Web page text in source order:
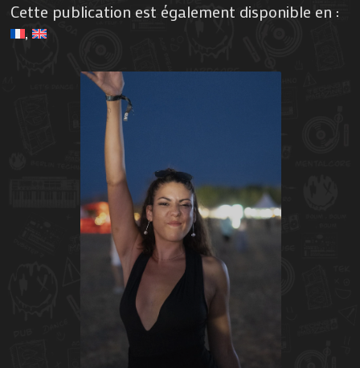
Cette publication est également disponible en :